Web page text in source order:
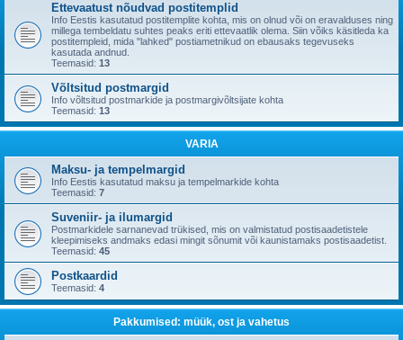
Ettevaatust nõudvad postitemplid
Info Eestis kasutatud postitemplite kohta, mis on olnud või on eravalduses ning
millega tembeldatu suhtes peaks eriti ettevaatlik olema. Siin võiks käsitleda ka
postitempleid, mida "lahked" postiametnikud on ebausaks tegevuseks
kasutada andnud.
Teemasid: 13
Võltsitud postmargid
Info võltsitud postmarkide ja postmargivõltsijate kohta
Teemasid: 13
VARIA
Maksu- ja tempelmargid
Info Eestis kasutatud maksu ja tempelmarkide kohta
Teemasid: 7
Suveniir- ja ilumargid
Postmarkidele sarnanevad trükised, mis on valmistatud postisaadetistele
kleepimiseks andmaks edasi mingit sõnumit või kaunistamaks postisaadetist.
Teemasid: 45
Postkaardid
Teemasid: 4
Pakkumised: müük, ost ja vahetus